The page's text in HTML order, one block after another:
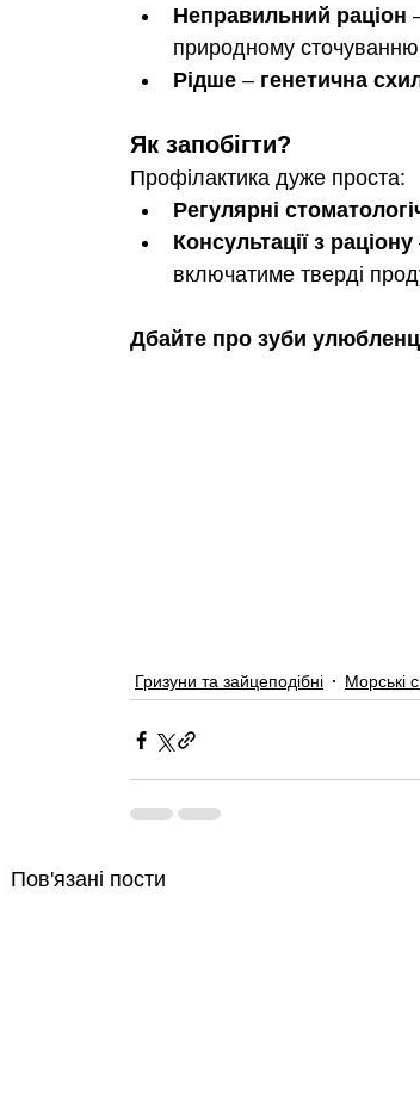
Неправильний раціон
природному сточуванню
Рідше – генетична
Як запобігти?
Профілактика дуже проста:
Регулярні
Консультації з раціону
включатиме тверді
Дбайте про зуби
Гризуни та зайцеподібні Морські
Пов'язані пости